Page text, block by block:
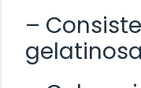
–